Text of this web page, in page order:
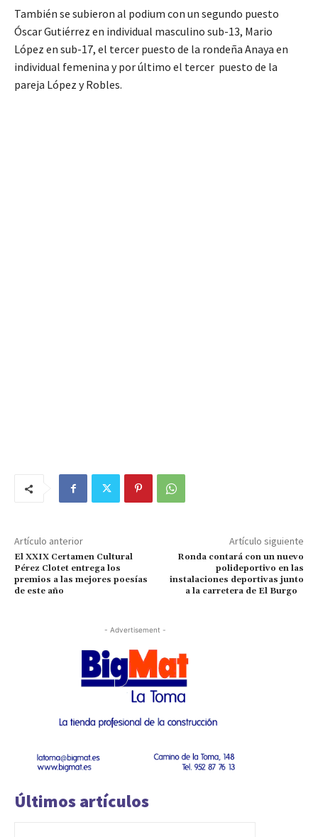
También se subieron al podium con un segundo puesto
Óscar Gutiérrez en individual masculino sub-13, Mario
López en sub-17, el tercer puesto de la rondeña Anaya en
individual femenina y por último el tercer puesto de la
pareja López y Robles.
Artículo anterior
El XXIX Certamen Cultural
Pérez Clotet entrega los
premios a las mejores poesías
de este año
Artículo siguiente
Ronda contará con un nuevo
polideportivo en las
instalaciones deportivas junto
a la carretera de El Burgo
- Advertisement -
Últimos artículos